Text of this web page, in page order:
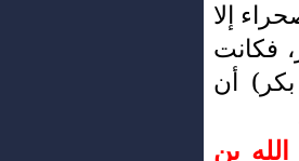
إلا
فكانت
أن
بن